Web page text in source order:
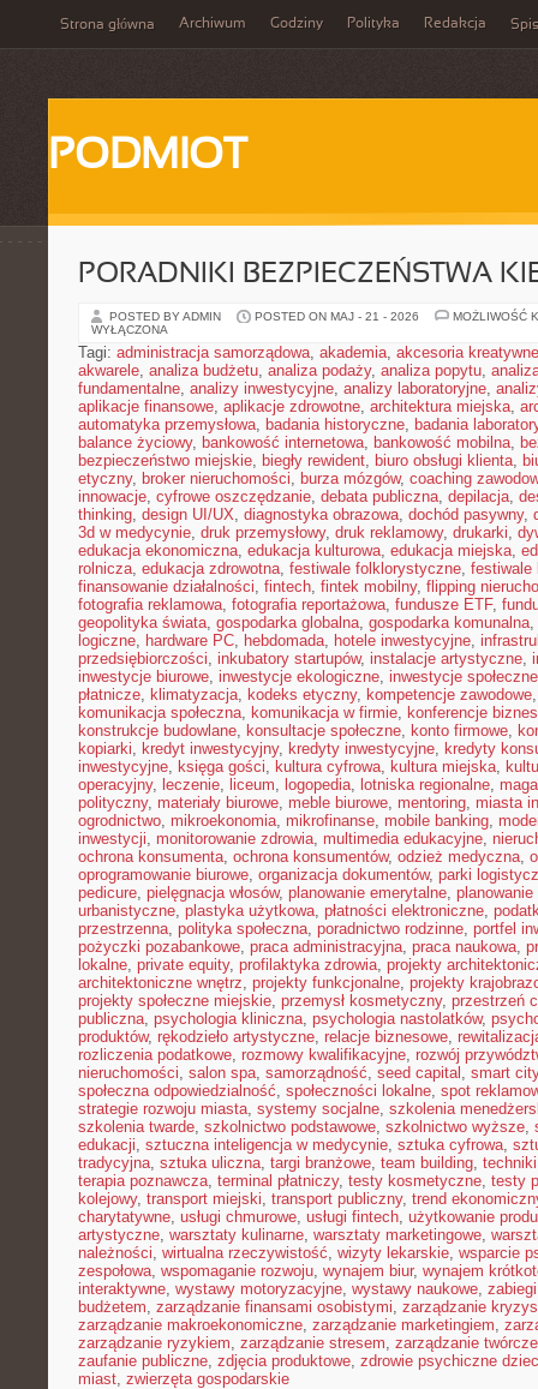
Strona główna Archiwum Godziny Polityka Redakcja
PODMIOT
PORADNIKI BEZPIECZEŃSTWA
POSTED BY ADMIN POSTED ON MAJ - 21 - 2026
MOŻLIWOŚĆ
WYŁĄCZONA
Tagi: administracja samorządowa, akademia, akcesoria kreatywne
akwarele, analiza budżetu, analiza podaży, analiza popytu,
fundamentalne, analizy inwestycyjne, analizy laboratoryjne,
aplikacje finansowe, aplikacje zdrowotne, architektura miejska,
automatyka przemysłowa, badania historyczne, badania
balance życiowy, bankowość internetowa, bankowość mobilna,
bezpieczeństwo miejskie, biegły rewident, biuro obsługi klienta,
etyczny, broker nieruchomości, burza mózgów, coaching
innowacje, cyfrowe oszczędzanie, debata publiczna, depilacja,
thinking, design UI/UX, diagnostyka obrazowa, dochód pasywny,
3d w medycynie, druk przemysłowy, druk reklamowy, drukarki,
edukacja ekonomiczna, edukacja kulturowa, edukacja miejska,
rolnicza, edukacja zdrowotna, festiwale folklorystyczne, festiwale
finansowanie działalności, fintech, fintek mobilny, flipping
fotografia reklamowa, fotografia reportażowa, fundusze ETF,
geopolityka świata, gospodarka globalna, gospodarka komunalna,
logiczne, hardware PC, hebdomada, hotele inwestycyjne,
przedsiębiorczości, inkubatory startupów, instalacje artystyczne,
inwestycje biurowe, inwestycje ekologiczne, inwestycje społeczne
płatnicze, klimatyzacja, kodeks etyczny, kompetencje zawodowe
komunikacja społeczna, komunikacja w firmie, konferencje
konstrukcje budowlane, konsultacje społeczne, konto firmowe,
kopiarki, kredyt inwestycyjny, kredyty inwestycyjne, kredyty
inwestycyjne, księga gości, kultura cyfrowa, kultura miejska,
operacyjny, leczenie, liceum, logopedia, lotniska regionalne,
polityczny, materiały biurowe, meble biurowe, mentoring, miasta
ogrodnictwo, mikroekonomia, mikrofinanse, mobile banking,
inwestycji, monitorowanie zdrowia, multimedia edukacyjne,
ochrona konsumenta, ochrona konsumentów, odzież medyczna,
oprogramowanie biurowe, organizacja dokumentów, parki
pedicure, pielęgnacja włosów, planowanie emerytalne, planowanie
urbanistyczne, plastyka użytkowa, płatności elektroniczne,
przestrzenna, polityka społeczna, poradnictwo rodzinne, portfel
pożyczki pozabankowe, praca administracyjna, praca naukowa,
lokalne, private equity, profilaktyka zdrowia, projekty
architektoniczne wnętrz, projekty funkcjonalne, projekty
projekty społeczne miejskie, przemysł kosmetyczny, przestrzeń
publiczna, psychologia kliniczna, psychologia nastolatków,
produktów, rękodzieło artystyczne, relacje biznesowe,
rozliczenia podatkowe, rozmowy kwalifikacyjne, rozwój
nieruchomości, salon spa, samorządność, seed capital , smart city
społeczna odpowiedzialność, społeczności lokalne, spot
strategie rozwoju miasta, systemy socjalne, szkolenia
szkolenia twarde, szkolnictwo podstawowe, szkolnictwo wyższe,
edukacji, sztuczna inteligencja w medycynie, sztuka cyfrowa,
tradycyjna, sztuka uliczna, targi branżowe, team building,
terapia poznawcza, terminal płatniczy, testy kosmetyczne, testy
kolejowy, transport miejski, transport publiczny, trend
charytatywne, usługi chmurowe, usługi fintech, użytkowanie
artystyczne, warsztaty kulinarne, warsztaty marketingowe,
należności, wirtualna rzeczywistość, wizyty lekarskie, wsparcie
zespołowa, wspomaganie rozwoju, wynajem biur, wynajem
interaktywne, wystawy motoryzacyjne, wystawy naukowe,
budżetem, zarządzanie finansami osobistymi, zarządzanie
zarządzanie makroekonomiczne, zarządzanie marketingiem,
zarządzanie ryzykiem, zarządzanie stresem, zarządzanie twórcze
zaufanie publiczne, zdjęcia produktowe, zdrowie psychiczne
miast, zwierzęta gospodarskie